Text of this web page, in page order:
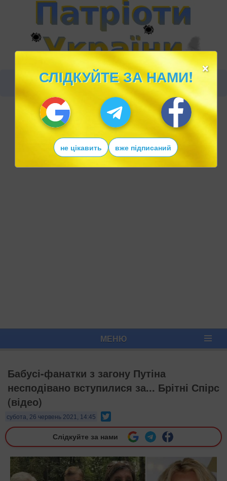
МЕНЮ
Бабусі-фанатки з загону Путіна
несподівано вступилися за... Брітні Спірс
(відео)
субота, 26 червень 2021, 14:45
Слідкуйте за нами
×
СЛІДКУЙТЕ ЗА НАМИ!
не цікавить вже підписаний